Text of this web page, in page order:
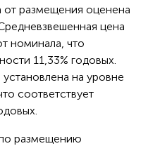
от размещения оценена
цена
номинала, что
11,33% годовых.
на уровне
соответствует
размещению